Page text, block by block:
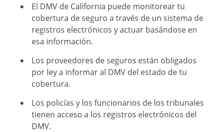
El DMV de California puede monitorear tu
cobertura de seguro a través de un sistema de
registros electrónicos y actuar basándose en
esa información.
Los proveedores de seguros están obligados
por ley a informar al DMV del estado de tu
cobertura.
Los policías y los funcionarios de los tribunales
tienen acceso a los registros electrónicos del
DMV.